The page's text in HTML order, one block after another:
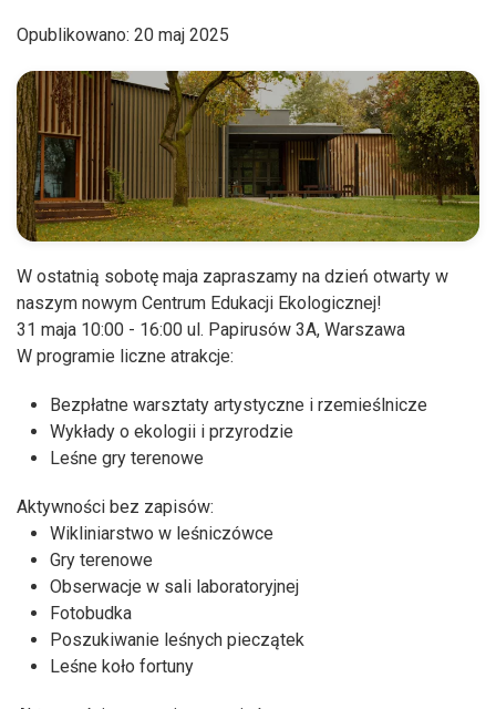
Opublikowano: 20 maj 2025
W ostatnią sobotę maja zapraszamy na dzień otwarty w
naszym nowym Centrum Edukacji Ekologicznej!
31 maja 10:00 - 16:00 ul. Papirusów 3A, Warszawa
W programie liczne atrakcje:
Bezpłatne warsztaty artystyczne i rzemieślnicze
Wykłady o ekologii i przyrodzie
Leśne gry terenowe
Aktywności bez zapisów:
Wikliniarstwo w leśniczówce
Gry terenowe
Obserwacje w sali laboratoryjnej
Fotobudka
Poszukiwanie leśnych pieczątek
Leśne koło fortuny